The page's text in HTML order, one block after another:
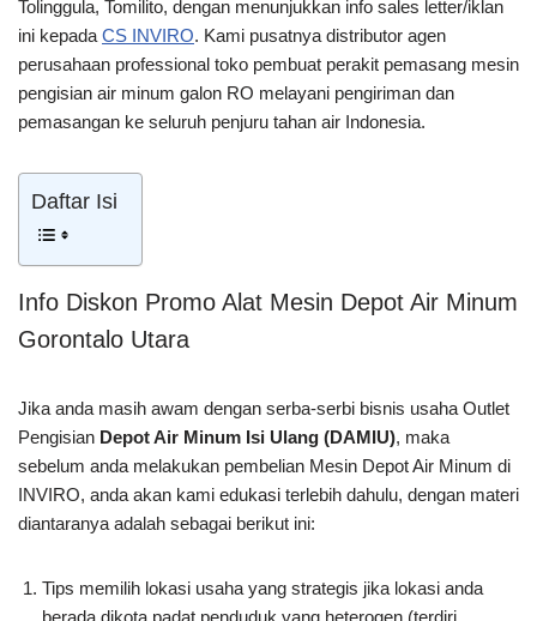
Tolinggula, Tomilito, dengan menunjukkan info sales letter/iklan
ini kepada CS INVIRO. Kami pusatnya distributor agen
perusahaan professional toko pembuat perakit pemasang mesin
pengisian air minum galon RO melayani pengiriman dan
pemasangan ke seluruh penjuru tahan air Indonesia.
Daftar Isi
Info Diskon Promo Alat Mesin Depot Air Minum
Gorontalo Utara
Jika anda masih awam dengan serba-serbi bisnis usaha Outlet
Pengisian Depot Air Minum Isi Ulang (DAMIU), maka
sebelum anda melakukan pembelian Mesin Depot Air Minum di
INVIRO, anda akan kami edukasi terlebih dahulu, dengan materi
diantaranya adalah sebagai berikut ini:
Tips memilih lokasi usaha yang strategis jika lokasi anda
berada dikota padat penduduk yang heterogen (terdiri